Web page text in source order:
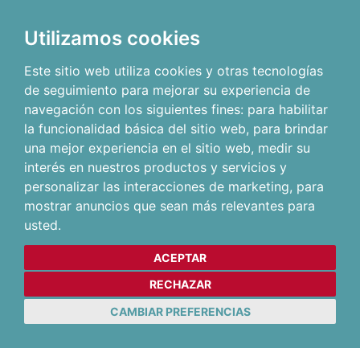
Utilizamos cookies
Este sitio web utiliza cookies y otras tecnologías
de seguimiento para mejorar su experiencia de
navegación con los siguientes fines: para habilitar
la funcionalidad básica del sitio web, para brindar
una mejor experiencia en el sitio web, medir su
interés en nuestros productos y servicios y
personalizar las interacciones de marketing, para
mostrar anuncios que sean más relevantes para
usted.
ACEPTAR
RECHAZAR
CAMBIAR PREFERENCIAS